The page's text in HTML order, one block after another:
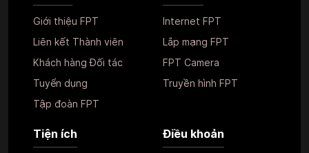
Giới thiệu FPT
Liên kết Thành viên
Khách hàng Đối tác
Tuyển dụng
Tập đoàn FPT
Internet FPT
Lắp mạng FPT
FPT Camera
Truyền hình FPT
Tiện ích Điều khoản